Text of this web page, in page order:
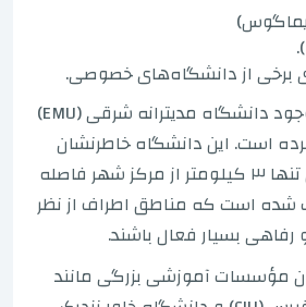
فاماگوستا به دلیل وجود دانشگاه مدیترانه شرقی (EMU)
است. این دانشگاه خاطرنشان
می‌کند که پردیس آن تنها ۳ کیلومتر از مرکز شهر فاصله
شده است که مناطق اطراف از نظر
رفاهی بسیار فعال باشند.
مؤسسات آموزشی بزرگی مانند